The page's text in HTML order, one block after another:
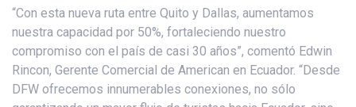
“Con esta nueva ruta entre Quito y Dallas, aumentamos
nuestra capacidad por 50%, fortaleciendo nuestro
compromiso con el país de casi 30 años”, comentó Edwin
Rincon, Gerente Comercial de American en Ecuador. “Desde
DFW ofrecemos innumerables conexiones, no sólo